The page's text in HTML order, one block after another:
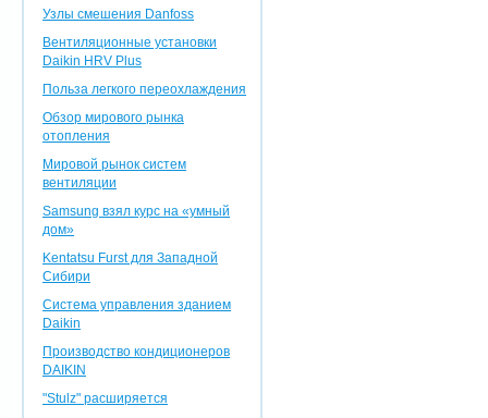
Узлы смешения Danfoss
Вентиляционные установки
Daikin HRV Plus
Польза легкого переохлаждения
Обзор мирового рынка
отопления
Мировой рынок систем
вентиляции
Samsung взял курс на «умный
дом»
Kentatsu Furst для Западной
Сибири
Система управления зданием
Daikin
Производство кондиционеров
DAIKIN
"Stulz" расширяется